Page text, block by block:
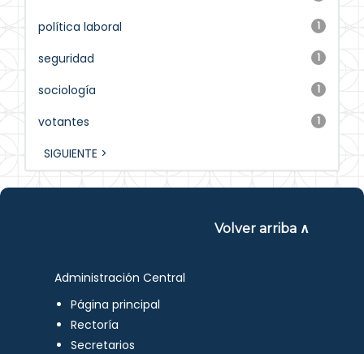
1
política laboral
1
seguridad
1
sociología
1
votantes
SIGUIENTE >
Volver arriba ∧
Administración Central
Página principal
Rectoría
Secretarios